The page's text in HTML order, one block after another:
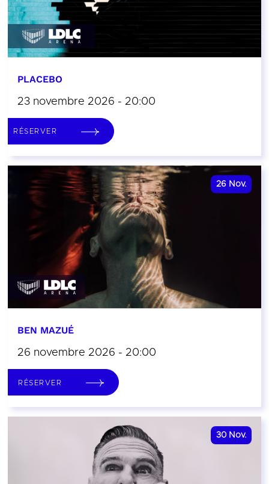
PLACEBO
23 novembre 2026 - 20:00
RÉSERVER
26 Nov.
BEN MAZUÉ
26 novembre 2026 - 20:00
RÉSERVER
30 Nov.